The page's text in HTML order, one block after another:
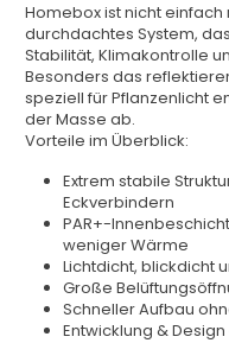
Homebox ist nicht einfach
durchdachtes System,
Stabilität, Klimakontrolle
Besonders das
speziell für Pflanzenlicht
der Masse ab.
Vorteile im Überblick:
Extrem stabile
Eckverbindern
PAR+-
weniger Wärme
Lichtdicht, blickdicht
Große
Schneller Aufbau
Entwicklung &